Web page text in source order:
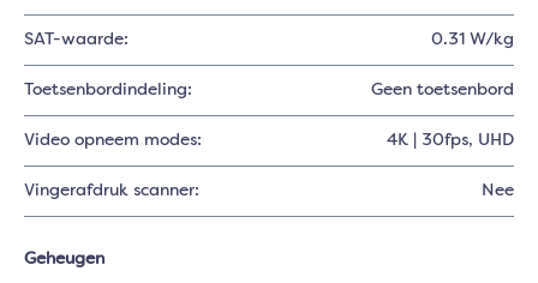
SAT-waarde: 0.31 W/kg
Toetsenbordindeling: Geen toetsenbord
Video opneem modes: 4K | 30fps, UHD
Vingerafdruk scanner: Nee
Geheugen